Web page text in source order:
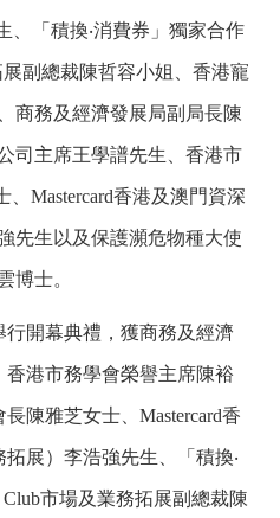
、「積換‧消費券」獨家合作
副總裁陳哲容小姐、香港寵
商務及經濟發展局副局長陳
司主席王學譜先生、香港市
Mastercard香港及澳門資深
先生以及保護瀕危物種大使
博士。
行開幕典禮，獲商務及經濟
港市務學會榮譽主席陳裕
陳雅芝女士、Mastercard香
展）李浩強先生、「積換‧
市場及業務拓展副總裁陳